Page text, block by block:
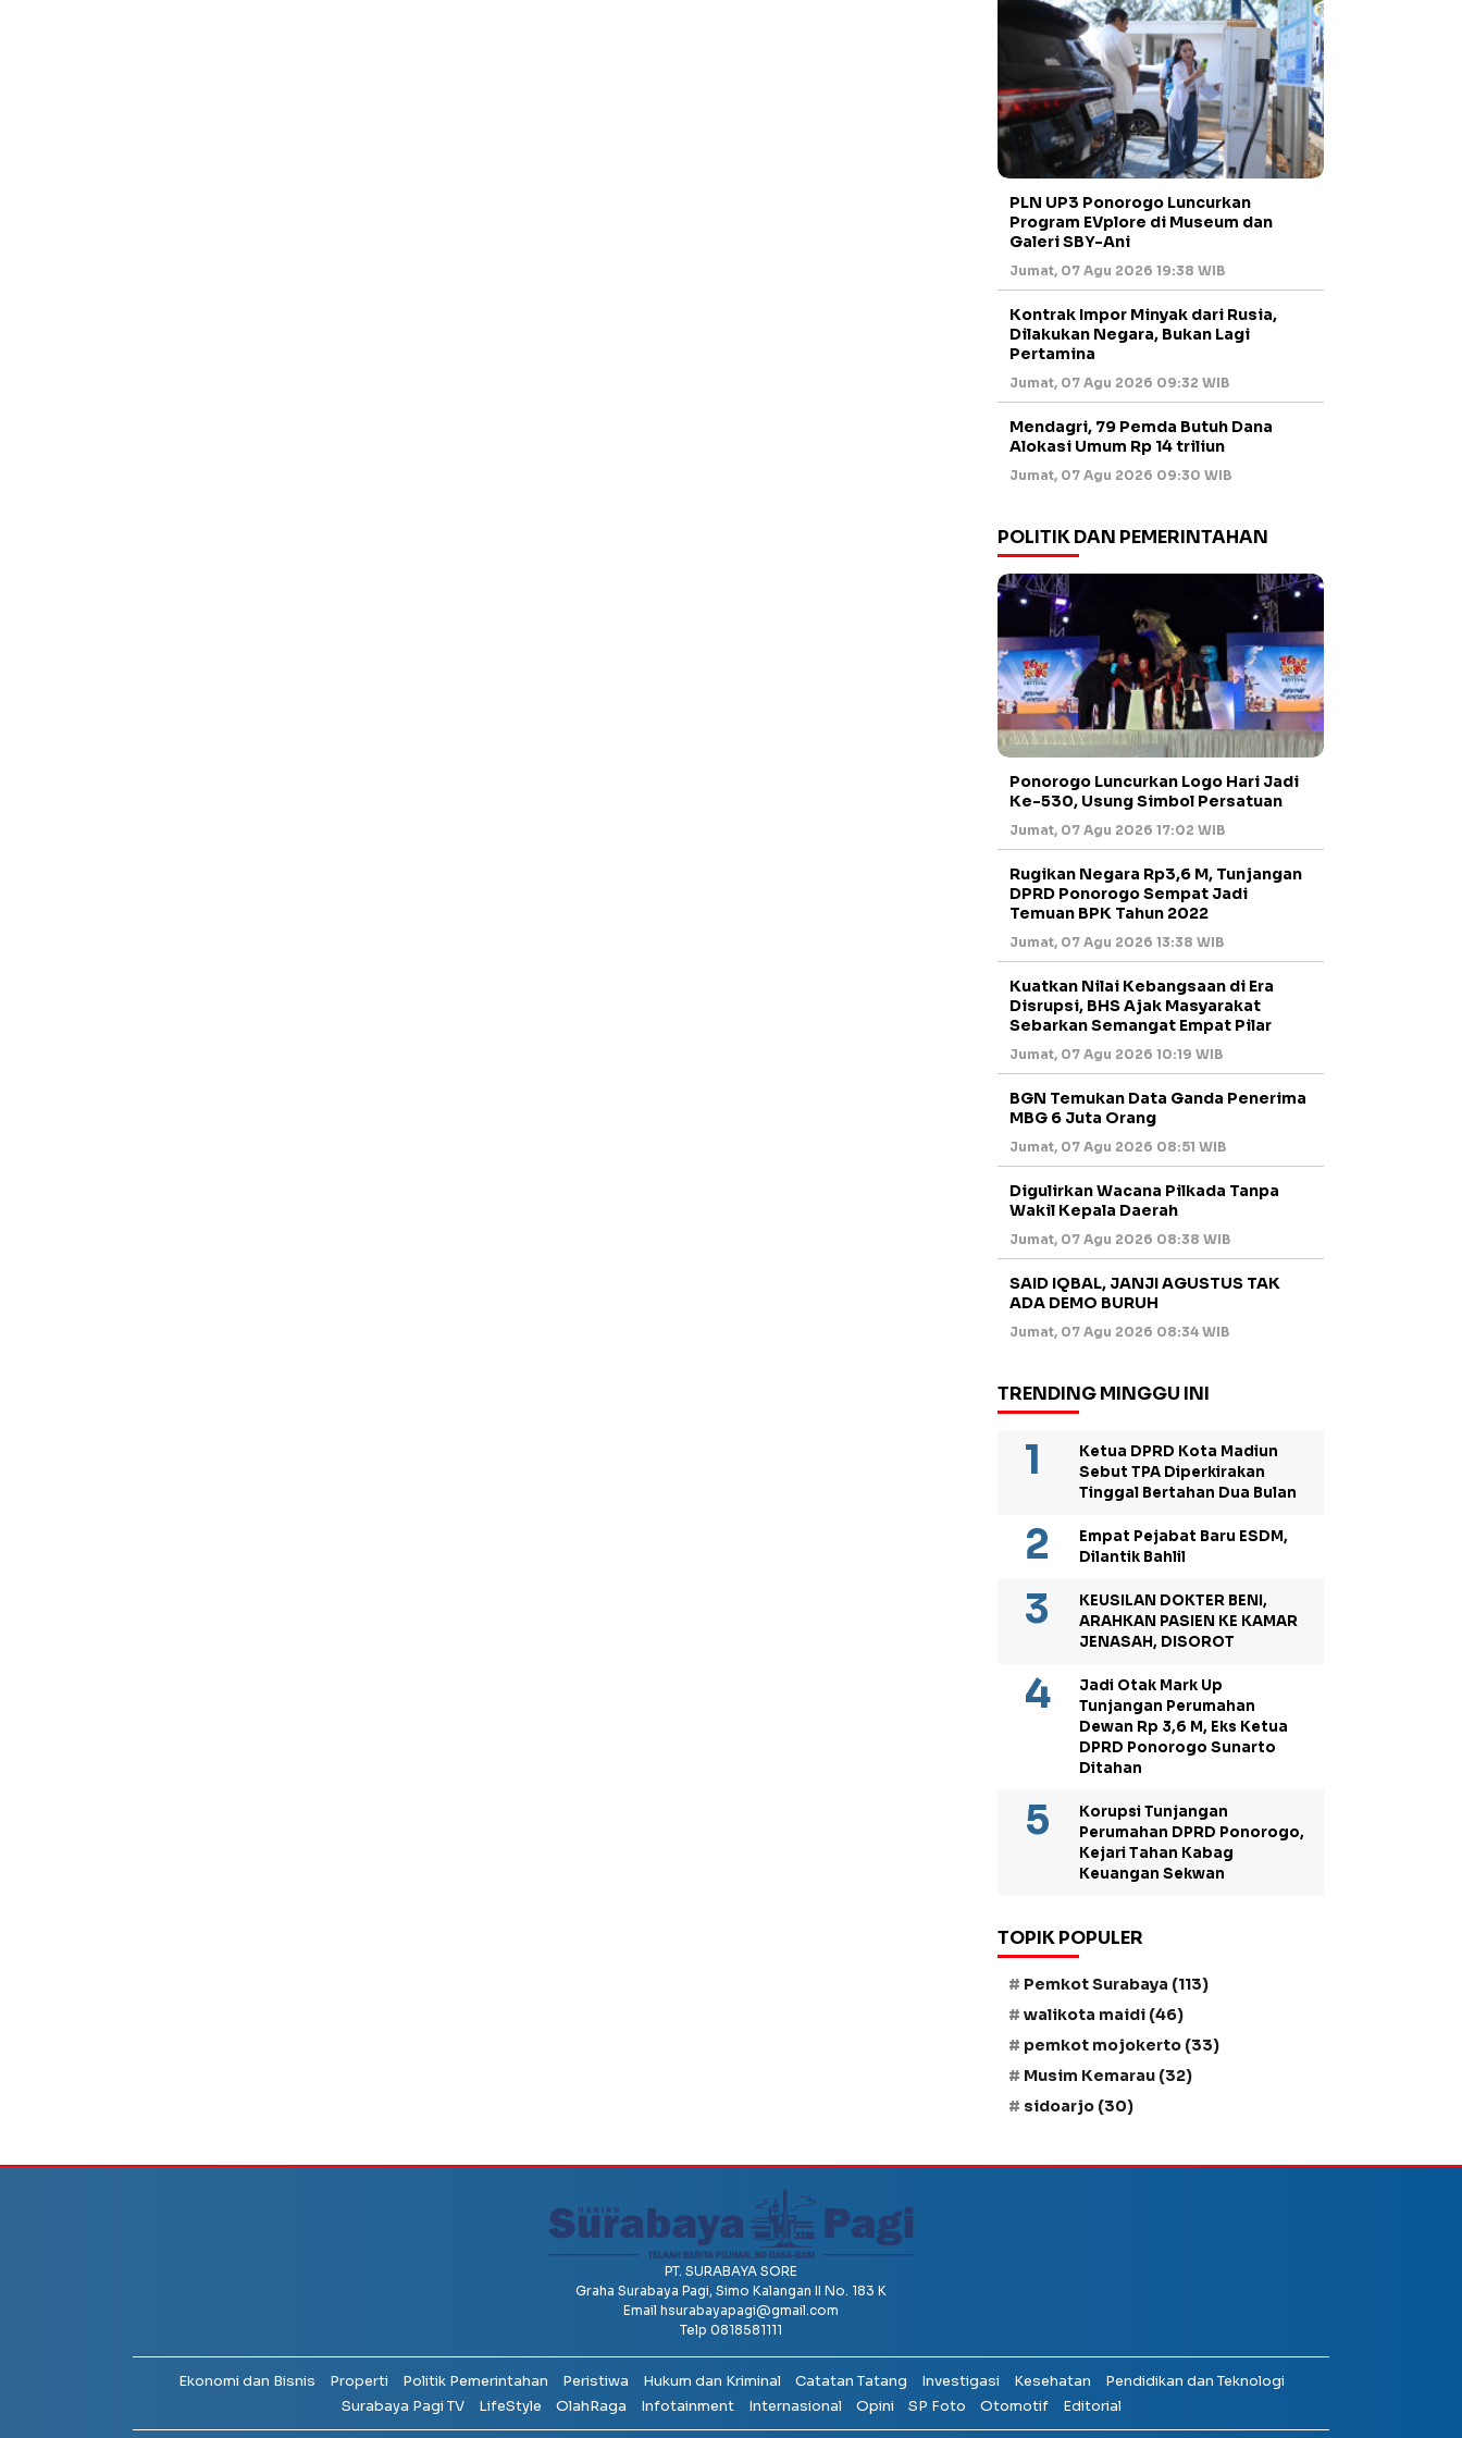
PLN UP3 Ponorogo Luncurkan
Program EVplore di Museum dan
Galeri SBY-Ani
Jumat, 07 Agu 2026 19:38 WIB
Kontrak Impor Minyak dari Rusia,
Dilakukan Negara, Bukan Lagi
Pertamina
Jumat, 07 Agu 2026 09:32 WIB
Mendagri, 79 Pemda Butuh Dana
Alokasi Umum Rp 14 triliun
Jumat, 07 Agu 2026 09:30 WIB
POLITIK DAN PEMERINTAHAN
Ponorogo Luncurkan Logo Hari Jadi
Ke-530, Usung Simbol Persatuan
Jumat, 07 Agu 2026 17:02 WIB
Rugikan Negara Rp3,6 M, Tunjangan
DPRD Ponorogo Sempat Jadi
Temuan BPK Tahun 2022
Jumat, 07 Agu 2026 13:38 WIB
Kuatkan Nilai Kebangsaan di Era
Disrupsi, BHS Ajak Masyarakat
Sebarkan Semangat Empat Pilar
Jumat, 07 Agu 2026 10:19 WIB
BGN Temukan Data Ganda Penerima
MBG 6 Juta Orang
Jumat, 07 Agu 2026 08:51 WIB
Digulirkan Wacana Pilkada Tanpa
Wakil Kepala Daerah
Jumat, 07 Agu 2026 08:38 WIB
SAID IQBAL, JANJI AGUSTUS TAK
ADA DEMO BURUH
Jumat, 07 Agu 2026 08:34 WIB
TRENDING MINGGU INI
Ketua DPRD Kota Madiun
Sebut TPA Diperkirakan
Tinggal Bertahan Dua Bulan
Empat Pejabat Baru ESDM,
Dilantik Bahlil
KEUSILAN DOKTER BENI,
ARAHKAN PASIEN KE KAMAR
JENASAH, DISOROT
Jadi Otak Mark Up
Tunjangan Perumahan
Dewan Rp 3,6 M, Eks Ketua
DPRD Ponorogo Sunarto
Ditahan
Korupsi Tunjangan
Perumahan DPRD Ponorogo,
Kejari Tahan Kabag
Keuangan Sekwan
TOPIK POPULER
Pemkot Surabaya (113)
walikota maidi (46)
pemkot mojokerto (33)
Musim Kemarau (32)
sidoarjo (30)
PT. SURABAYA SORE
Graha Surabaya Pagi, Simo Kalangan II No. 183 K
Email hsurabayapagi@gmail.com
Telp 0818581111
Ekonomi dan Bisnis Properti Politik Pemerintahan Peristiwa Hukum dan Kriminal Catatan Tatang Investigasi Kesehatan
Pendidikan dan Teknologi
Surabaya Pagi TV
LifeStyle OlahRaga Infotainment Internasional Opini SP Foto Otomotif Editorial